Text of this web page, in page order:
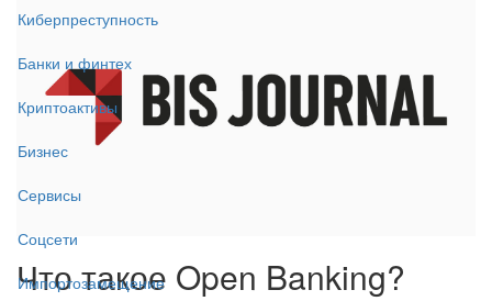
Киберпреступность
Банки и финтех
Криптоактивы
Бизнес
Сервисы
Соцсети
Импортозамещение
Что такое Open Banking?